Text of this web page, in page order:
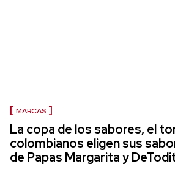
MARCAS
La copa de los sabores, el
colombianos eligen sus
de Papas Margarita y